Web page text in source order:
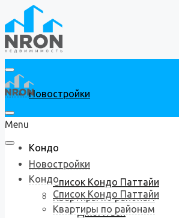
Новостройки
Кондо
Список Кондо Паттайи
Квартиры по районам
Джомтьен
Menu
Новостройки
Кондо
Список Кондо Паттайи
Квартиры по районам